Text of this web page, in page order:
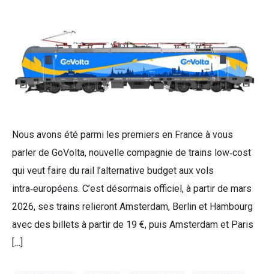
Nous avons été parmi les premiers en France à vous
parler de GoVolta, nouvelle compagnie de trains low‑cost
qui veut faire du rail l’alternative budget aux vols
intra‑européens. C’est désormais officiel, à partir de mars
2026, ses trains relieront Amsterdam, Berlin et Hambourg
avec des billets à partir de 19 €, puis Amsterdam et Paris
[…]